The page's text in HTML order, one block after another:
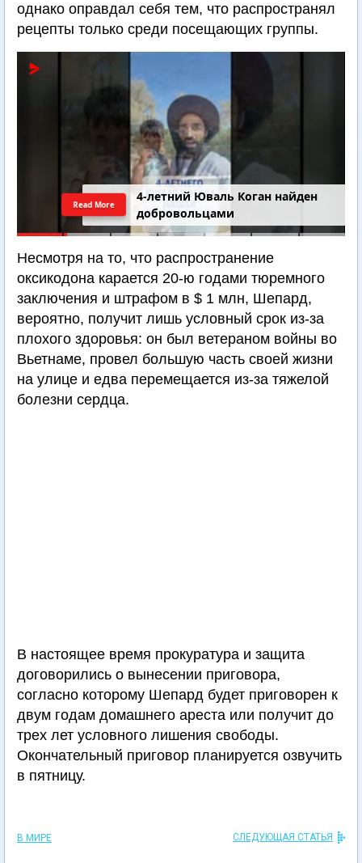
однако оправдал себя тем, что распространял
рецепты только среди посещающих группы.
4-летний Юваль Коган найден
добровольцами
Read More
Несмотря на то, что распространение
оксикодона карается 20-ю годами тюремного
заключения и штрафом в $ 1 млн, Шепард,
вероятно, получит лишь условный срок из-за
плохого здоровья: он был ветераном войны во
Вьетнаме, провел большую часть своей жизни
на улице и едва перемещается из-за тяжелой
болезни сердца.
В настоящее время прокуратура и защита
договорились о вынесении приговора,
согласно которому Шепард будет приговорен к
двум годам домашнего ареста или получит до
трех лет условного лишения свободы.
Окончательный приговор планируется озвучить
в пятницу.
В МИРЕ СЛЕДУЮЩАЯ СТАТЬЯ